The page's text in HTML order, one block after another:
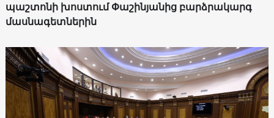
պաշտոնի խոստում Փաշինյանից բարձրակարգ
մասնագետներին